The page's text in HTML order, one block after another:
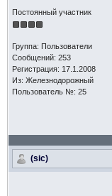
Постоянный участник
Группа: Пользователи
Сообщений: 253
Регистрация: 17.1.2008
Из: Железнодорожный
Пользователь №: 25
(sic)